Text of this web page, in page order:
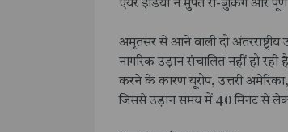
एयर इंडिया ने मुफ्त री-बुकिंग और
अमृतसर से आने वाली दो अंतरराष्ट्रीय
नागरिक उड़ान संचालित नहीं हो रही
करने के कारण यूरोप, उत्तरी
जिससे उड़ान समय में 40 मिनट से